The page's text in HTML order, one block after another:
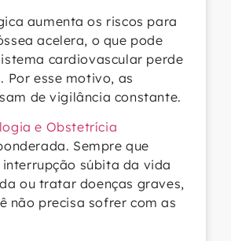
aumenta os riscos para
acelera, o que pode
cardiovascular perde
esse motivo, as
de vigilância constante.
e Obstetrícia
Sempre que
súbita da vida
ou tratar doenças graves,
não precisa sofrer com as